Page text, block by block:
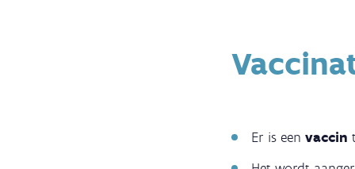
Er is een vaccin